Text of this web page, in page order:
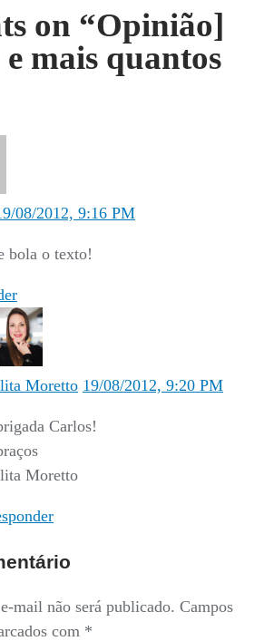
on “Opinião]
mais quantos
08/2012, 9:16 PM
bola o texto!
Moretto 19/08/2012, 9:20 PM
Carlos!
Moretto
mail não será publicado. Campos
com *